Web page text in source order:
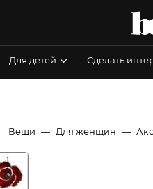
Для детей Сделать
Вещи Для женщин